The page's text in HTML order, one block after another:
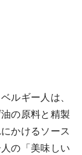
ルギー人は、
の原料と精製
かけるソース
の「美味しい